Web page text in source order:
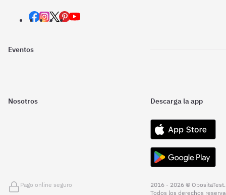
Eventos
Nosotros Descarga la app
Pago online seguro
2016 - 2026 © OpositaTest.
Todos los derechos